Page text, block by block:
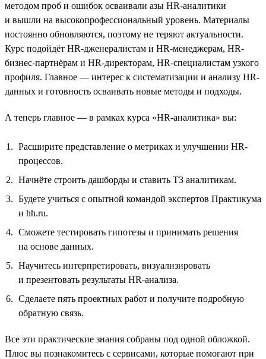
методом проб и ошибок осваивали азы HR-аналитики
и вышли на высокопрофессиональный уровень. Материалы
постоянно обновляются, поэтому не теряют актуальности.
Курс подойдёт HR-дженералистам и HR-менеджерам, HR-
бизнес-партнёрам и HR-директорам, HR-специалистам узкого
профиля. Главное — интерес к систематизации и анализу HR-
данных и готовность осваивать новые методы и подходы.
А теперь главное — в рамках курса «HR-аналитика» вы:
Расширите представление о метриках и улучшении HR-
процессов.
Начнёте строить дашборды и ставить ТЗ аналитикам.
Будете учиться с опытной командой экспертов Практикума
и hh.ru.
Сможете тестировать гипотезы и принимать решения
на основе данных.
Научитесь интерпретировать, визуализировать
и презентовать результаты HR‑анализа.
Сделаете пять проектных работ и получите подробную
обратную связь.
Все эти практические знания собраны под одной обложкой.
Плюс вы познакомитесь с сервисами, которые помогают при